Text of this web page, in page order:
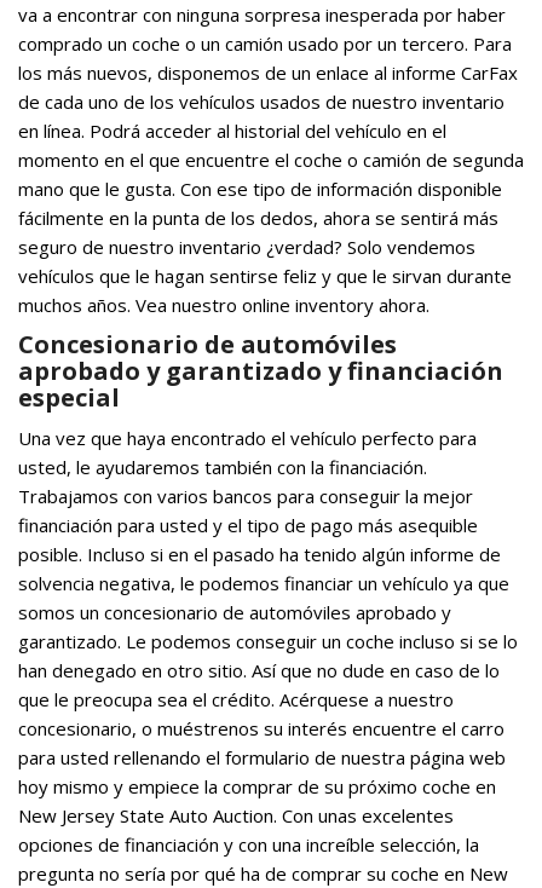
va a encontrar con ninguna sorpresa inesperada por haber
comprado un coche o un camión usado por un tercero. Para
los más nuevos, disponemos de un enlace al informe CarFax
de cada uno de los vehículos usados de nuestro inventario
en línea. Podrá acceder al historial del vehículo en el
momento en el que encuentre el coche o camión de segunda
mano que le gusta. Con ese tipo de información disponible
fácilmente en la punta de los dedos, ahora se sentirá más
seguro de nuestro inventario ¿verdad? Solo vendemos
vehículos que le hagan sentirse feliz y que le sirvan durante
muchos años. Vea nuestro online inventory ahora.
Concesionario de automóviles
aprobado y garantizado y financiación
especial
Una vez que haya encontrado el vehículo perfecto para
usted, le ayudaremos también con la financiación.
Trabajamos con varios bancos para conseguir la mejor
financiación para usted y el tipo de pago más asequible
posible. Incluso si en el pasado ha tenido algún informe de
solvencia negativa, le podemos financiar un vehículo ya que
somos un concesionario de automóviles aprobado y
garantizado. Le podemos conseguir un coche incluso si se lo
han denegado en otro sitio. Así que no dude en caso de lo
que le preocupa sea el crédito. Acérquese a nuestro
concesionario, o muéstrenos su interés encuentre el carro
para usted rellenando el formulario de nuestra página web
hoy mismo y empiece la comprar de su próximo coche en
New Jersey State Auto Auction. Con unas excelentes
opciones de financiación y con una increíble selección, la
pregunta no sería por qué ha de comprar su coche en New